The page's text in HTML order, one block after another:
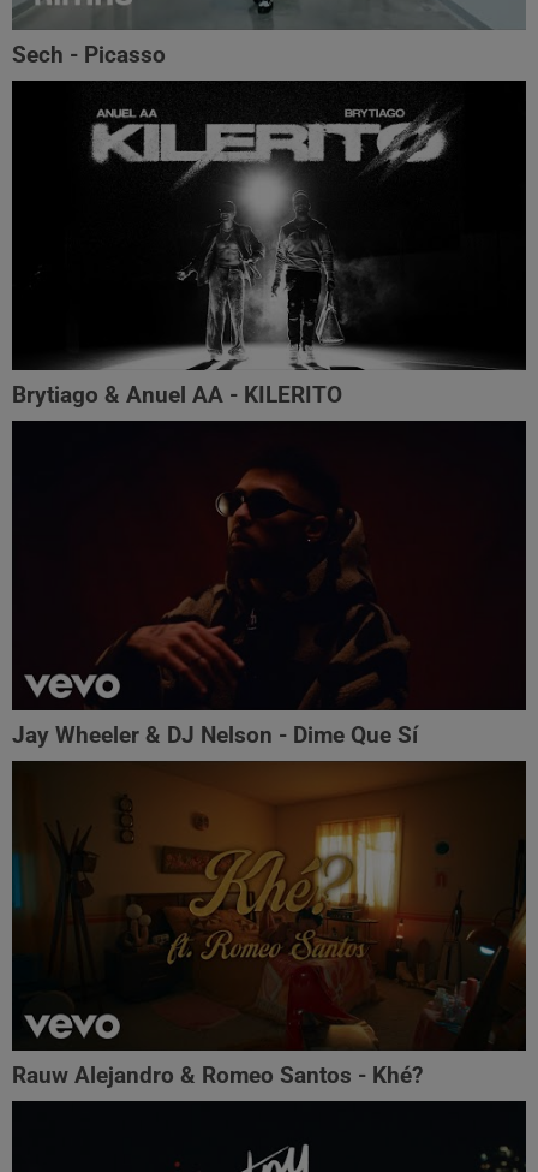
Sech - Picasso
Brytiago & Anuel AA - KILERITO
Jay Wheeler & DJ Nelson - Dime Que Sí
Rauw Alejandro & Romeo Santos - Khé?